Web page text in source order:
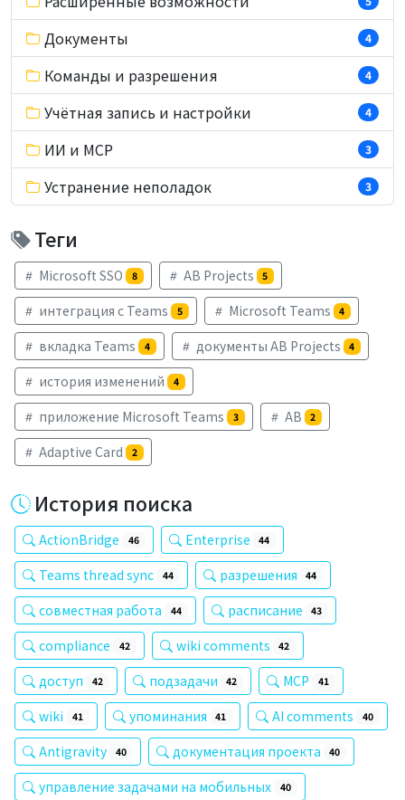
Документы 4
Команды и разрешения 4
Учётная запись и настройки 4
ИИ и MCP 3
Устранение неполадок 3
Теги
Microsoft SSO 8 AB Projects 5
интеграция с Teams 5 Microsoft Teams 4
вкладка Teams 4 документы AB Projects 4
история изменений 4
приложение Microsoft Teams 3 AB 2
Adaptive Card 2
История поиска
ActionBridge 46 Enterprise 44
Teams thread sync 44 разрешения 44
совместная работа 44 расписание 43
compliance 42 wiki comments 42
доступ 42 подзадачи 42 MCP 41
wiki 41 упоминания 41 AI comments 40
Antigravity 40 документация проекта 40
управление задачами на мобильных 40